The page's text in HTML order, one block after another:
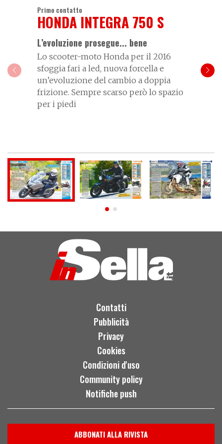
Primo contatto
HONDA INTEGRA 750 S
L’evoluzione prosegue... bene
Lo scooter-moto Honda per il 2016
sfoggia fari a led, nuova forcella e
un’evoluzione del cambio a doppia
frizione. Sempre scarso però lo spazio
per i piedi
Contatti
Pubblicità
Privacy
Cookies
Condizioni d'uso
Community policy
Notifiche push
ABBONATI ALLA RIVISTA